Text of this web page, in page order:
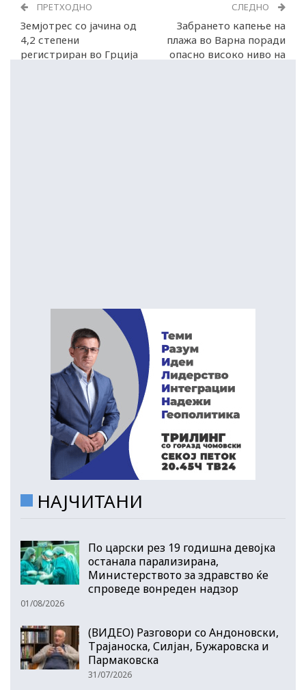
ПРЕТХОДНО
Земјотрес со јачина од
4,2 степени
регистриран во Грција
СЛЕДНО
Забрането капење на
плажа во Варна поради
опасно високо ниво на
НАЈЧИТАНИ
По царски рез 19 годишна девојка
останала парализирана,
Министерството за здравство ќе
спроведе вонреден надзор
01/08/2026
(ВИДЕО) Разговори со Андоновски,
Трајаноска, Силјан, Бужаровска и
Пармаковска
31/07/2026